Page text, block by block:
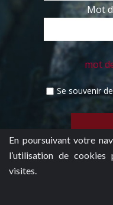
En poursuivant votre
l’utilisation de
visites.
Mot
mot
Se souvenir